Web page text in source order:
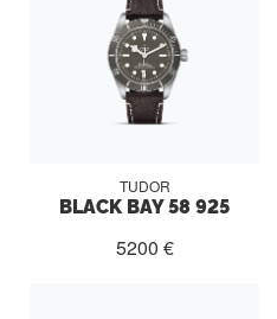
TUDOR
BLACK BAY 58 925
5200 €